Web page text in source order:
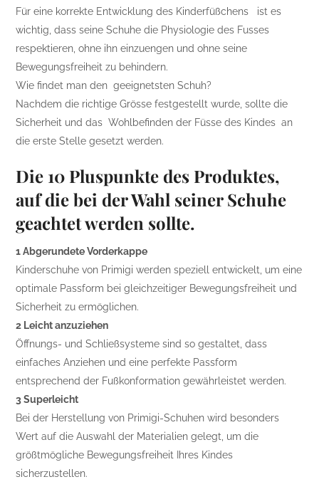
Für eine korrekte Entwicklung des Kinderfüßchens ist es
wichtig, dass seine Schuhe die Physiologie des Fusses
respektieren, ohne ihn einzuengen und ohne seine
Bewegungsfreiheit zu behindern.
Wie findet man den geeignetsten Schuh?
Nachdem die richtige Grösse festgestellt wurde, sollte die
Sicherheit und das Wohlbefinden der Füsse des Kindes an
die erste Stelle gesetzt werden.
Die 10 Pluspunkte des Produktes,
auf die bei der Wahl seiner Schuhe
geachtet werden sollte.
1 Abgerundete Vorderkappe
Kinderschuhe von Primigi werden speziell entwickelt, um eine
optimale Passform bei gleichzeitiger Bewegungsfreiheit und
Sicherheit zu ermöglichen.
2 Leicht anzuziehen
Öffnungs- und Schließsysteme sind so gestaltet, dass
einfaches Anziehen und eine perfekte Passform
entsprechend der Fußkonformation gewährleistet werden.
3 Superleicht
Bei der Herstellung von Primigi-Schuhen wird besonders
Wert auf die Auswahl der Materialien gelegt, um die
größtmögliche Bewegungsfreiheit Ihres Kindes
sicherzustellen.